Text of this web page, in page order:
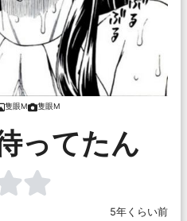
隻眼M 隻眼M
ってたん
5年くらい前